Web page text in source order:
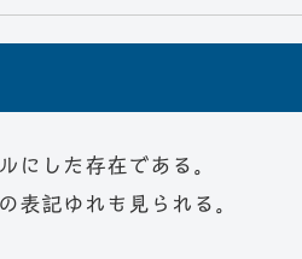
にした存在である。
表記ゆれも見られる。